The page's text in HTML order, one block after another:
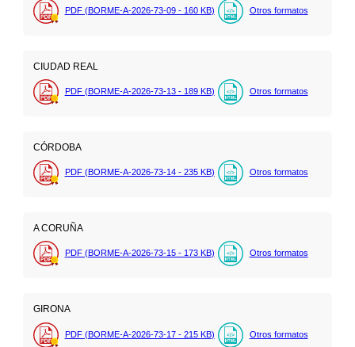
PDF (BORME-A-2026-73-09 - 160 KB) Otros formatos
CIUDAD REAL
PDF (BORME-A-2026-73-13 - 189 KB) Otros formatos
CÓRDOBA
PDF (BORME-A-2026-73-14 - 235 KB) Otros formatos
A CORUÑA
PDF (BORME-A-2026-73-15 - 173 KB) Otros formatos
GIRONA
PDF (BORME-A-2026-73-17 - 215 KB) Otros formatos